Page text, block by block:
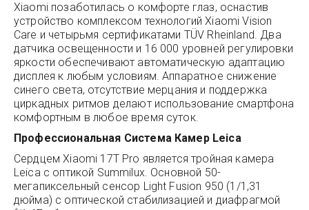
Xiaomi позаботилась о комфорте глаз, оснастив
устройство комплексом технологий Xiaomi Vision
Care и четырьмя сертификатами TÜV Rheinland. Два
датчика освещенности и 16 000 уровней регулировки
яркости обеспечивают автоматическую адаптацию
дисплея к любым условиям. Аппаратное снижение
синего света, отсутствие мерцания и поддержка
циркадных ритмов делают использование смартфона
комфортным в любое время суток.
Профессиональная Система Камер Leica
Сердцем Xiaomi 17T Pro является тройная камера
Leica с оптикой Summilux. Основной 50-
мегапиксельный сенсор Light Fusion 950 (1/1,31
дюйма) с оптической стабилизацией и диафрагмой